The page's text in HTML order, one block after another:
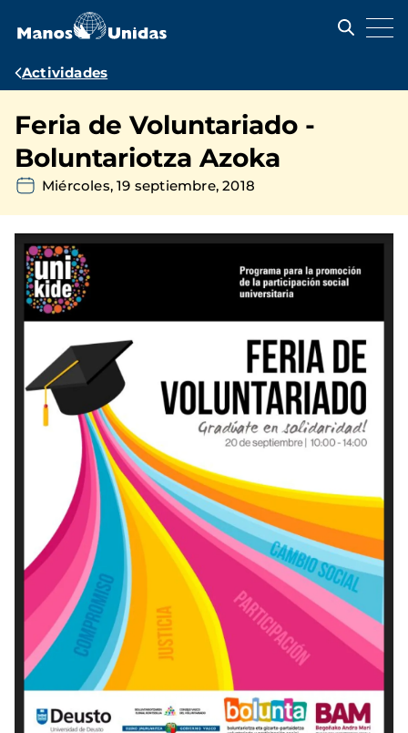
contenido
Ruta
navegación
Actividades
Feria de Voluntariado -
Boluntariotza Azoka
Miércoles, 19 septiembre, 2018